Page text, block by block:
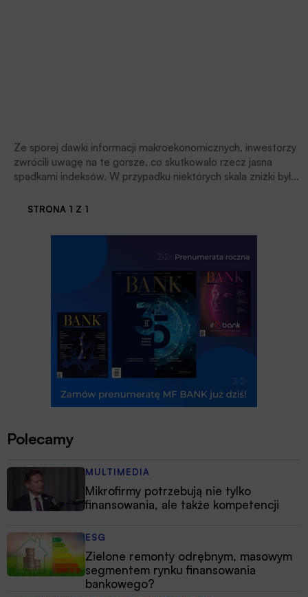
Ze sporej dawki informacji makroekonomicznych, inwestorzy
zwrócili uwagę na te gorsze, co skutkowało rzecz jasna
spadkami indeksów. W przypadku niektórych skala zniżki była
połowicznie. Zniżkowały indeksy dużych spółek, a wskaźniki
względną siłę.
STRONA 1 Z 1
Polecamy
MULTIMEDIA
Mikrofirmy potrzebują nie tylko
finansowania, ale także kompetencji
ESG
Zielone remonty odrębnym, masowym
segmentem rynku finansowania
bankowego?